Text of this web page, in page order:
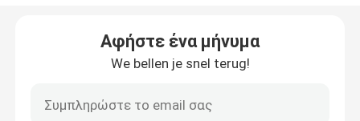
Κενό μπουκάλι Eyeliner
Αφήστε ένα μήνυμα
We bellen je snel terug!